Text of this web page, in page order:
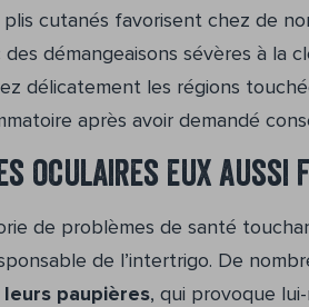
cutanés favorisent chez de
démangeaisons sévères à la
délicatement les régions
après avoir demandé
oculaires eux aussi
de problèmes de santé
de l’intertrigo. De
paupières, qui provoque